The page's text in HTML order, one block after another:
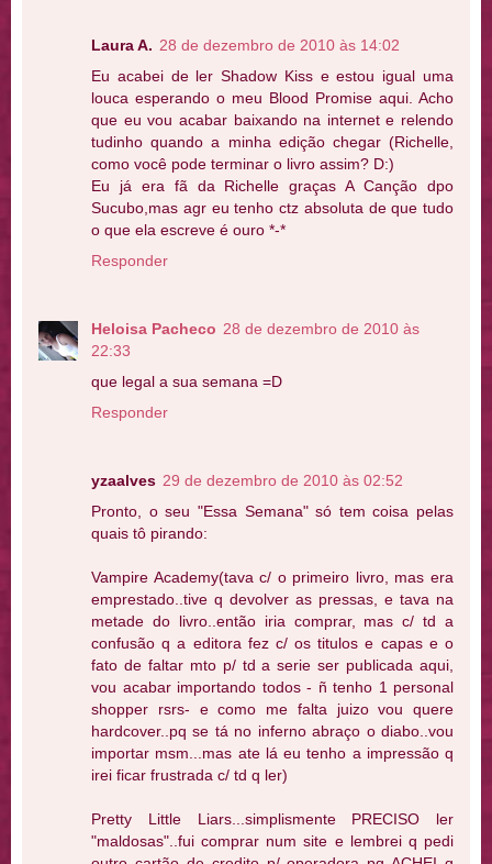
Laura A. 28 de dezembro de 2010 às 14:02
Eu acabei de ler Shadow Kiss e estou igual uma
louca esperando o meu Blood Promise aqui. Acho
que eu vou acabar baixando na internet e relendo
tudinho quando a minha edição chegar (Richelle,
como você pode terminar o livro assim? D:)
Eu já era fã da Richelle graças A Canção dpo
Sucubo,mas agr eu tenho ctz absoluta de que tudo
o que ela escreve é ouro *-*
Responder
Heloisa Pacheco 28 de dezembro de 2010 às
22:33
que legal a sua semana =D
Responder
yzaalves 29 de dezembro de 2010 às 02:52
Pronto, o seu "Essa Semana" só tem coisa pelas
quais tô pirando:
Vampire Academy(tava c/ o primeiro livro, mas era
emprestado..tive q devolver as pressas, e tava na
metade do livro..então iria comprar, mas c/ td a
confusão q a editora fez c/ os titulos e capas e o
fato de faltar mto p/ td a serie ser publicada aqui,
vou acabar importando todos - ñ tenho 1 personal
shopper rsrs- e como me falta juizo vou quere
hardcover..pq se tá no inferno abraço o diabo..vou
importar msm...mas ate lá eu tenho a impressão q
irei ficar frustrada c/ td q ler)
Pretty Little Liars...simplismente PRECISO ler
"maldosas"..fui comprar num site e lembrei q pedi